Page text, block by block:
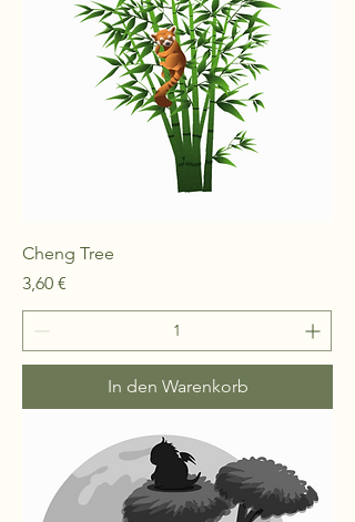
Cheng Tree
Preis
3,60 €
In den Warenkorb